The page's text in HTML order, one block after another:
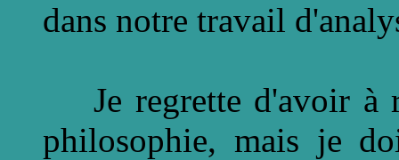
dans notre travail
Je regrette d'avoir à
philosophie, mais je